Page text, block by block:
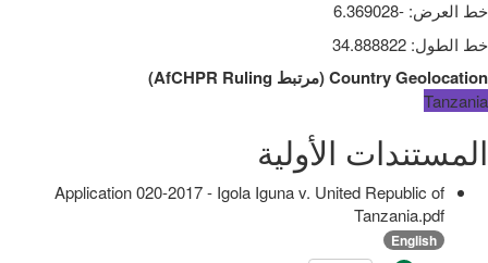
خط العرض:
-6.369028
خط الطول:
34.888822
Country Geolocation
(مرتبط AfCHPR Ruling
)
Tanzania
المستندات الأولية
Application 020-2017 - Igola Iguna v. United Republic of
Tanzania.pdf
English